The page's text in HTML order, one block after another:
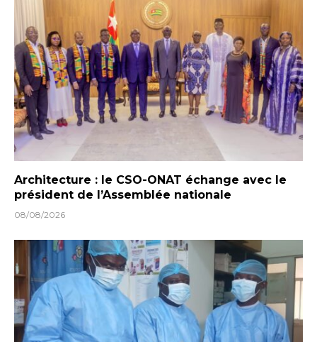
Architecture : le CSO-ONAT échange avec le
président de l’Assemblée nationale
08/08/2026